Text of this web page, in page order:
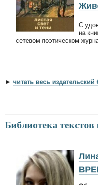
С
на
сетевом поэтическом
► читать весь издательский
Библиотека